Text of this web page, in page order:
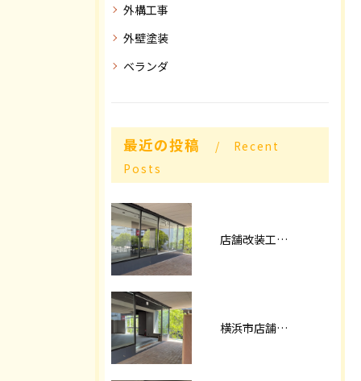
外構工事
外壁塗装
ベランダ
最近の投稿
Recent
Posts
店舗改装工事パート2
横浜市店舗改装